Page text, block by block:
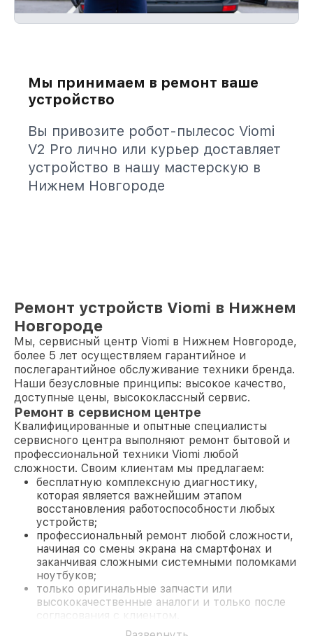
Мы принимаем в ремонт ваше
устройство
Вы привозите робот-пылесос Viomi
V2 Pro лично или курьер доставляет
устройство в нашу мастерскую в
Нижнем Новгороде
Ремонт устройств Viomi в Нижнем
Новгороде
Мы, сервисный центр Viomi в Нижнем Новгороде,
более 5 лет осуществляем гарантийное и
послегарантийное обслуживание техники бренда.
Наши безусловные принципы: высокое качество,
доступные цены, высококлассный сервис.
Ремонт в сервисном центре
Квалифицированные и опытные специалисты
сервисного центра выполняют ремонт бытовой и
профессиональной техники Viomi любой
сложности. Своим клиентам мы предлагаем:
бесплатную комплексную диагностику,
которая является важнейшим этапом
восстановления работоспособности любых
устройств;
профессиональный ремонт любой сложности,
начиная со смены экрана на смартфонах и
заканчивая сложными системными поломками
ноутбуков;
только оригинальные запчасти или
высококачественные аналоги и только после
согласования с клиентом.
На все работы и замененные комплектующие